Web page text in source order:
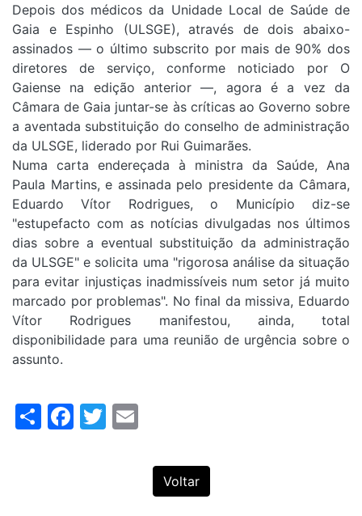
Depois dos médicos da Unidade Local de Saúde de
Gaia e Espinho (ULSGE), através de dois abaixo-
assinados — o último subscrito por mais de 90% dos
diretores de serviço, conforme noticiado por O
Gaiense na edição anterior —, agora é a vez da
Câmara de Gaia juntar-se às críticas ao Governo sobre
a aventada substituição do conselho de administração
da ULSGE, liderado por Rui Guimarães.
Numa carta endereçada à ministra da Saúde, Ana
Paula Martins, e assinada pelo presidente da Câmara,
Eduardo Vítor Rodrigues, o Município diz-se
"estupefacto com as notícias divulgadas nos últimos
dias sobre a eventual substituição da administração
da ULSGE" e solicita uma "rigorosa análise da situação
para evitar injustiças inadmissíveis num setor já muito
marcado por problemas". No final da missiva, Eduardo
Vítor Rodrigues manifestou, ainda, total
disponibilidade para uma reunião de urgência sobre o
assunto.
ShareFacebook
Twitter
Voltar